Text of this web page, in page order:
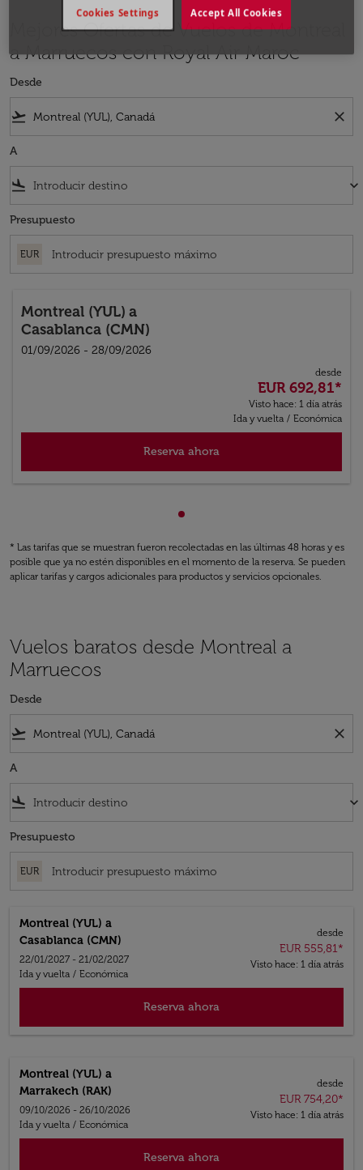
Mejores Ofertas de Vuelos de Montreal
a Marruecos con Royal Air Maroc
Desde
flight_takeoff close
A
flight_land keyboard_arrow_down
Presupuesto
EUR
Montreal (YUL) a
Casablanca (CMN)
01/09/2026 - 28/09/2026
desde
EUR 692,81*
Visto hace: 1 día atrás
Ida y vuelta / Económica
Reserva ahora
Mostrando cmp-pagination-
* Las tarifas que se muestran fueron recolectadas en las últimas 48 horas y es
posible que ya no estén disponibles en el momento de la reserva. Se pueden
aplicar tarifas y cargos adicionales para productos y servicios opcionales.
Vuelos baratos desde Montreal a
Marruecos
Desde
flight_takeoff close
A
flight_land keyboard_arrow_down
Presupuesto
EUR
Montreal (YUL) a
Casablanca (CMN)
22/01/2027 - 21/02/2027
Ida y vuelta / Económica
desde
EUR 555,81*
Visto hace: 1 día atrás
Reserva ahora
Montreal (YUL) a
Marrakech (RAK)
09/10/2026 - 26/10/2026
Ida y vuelta / Económica
desde
EUR 754,20*
Visto hace: 1 día atrás
Reserva ahora
Accept All Cookies
Cookies Settings